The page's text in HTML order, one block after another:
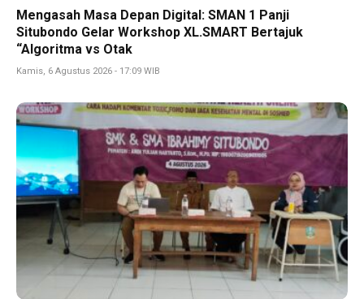
Mengasah Masa Depan Digital: SMAN 1 Panji
Situbondo Gelar Workshop XL.SMART Bertajuk
“Algoritma vs Otak
Kamis, 6 Agustus 2026 - 17:09 WIB